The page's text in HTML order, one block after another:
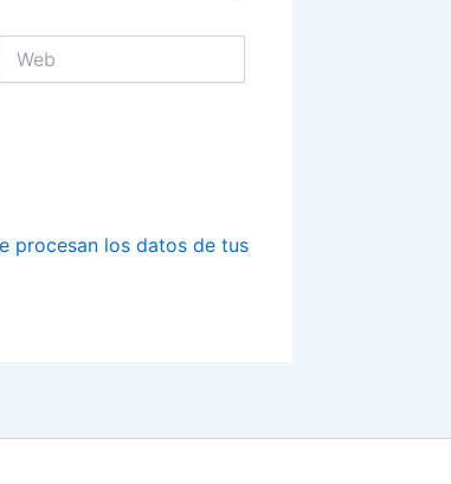
procesan los datos de tus